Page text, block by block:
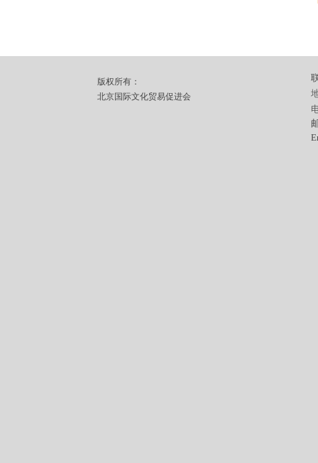
版权所有：
北京国际文化贸易促进会